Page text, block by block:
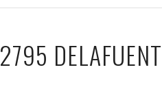
2795